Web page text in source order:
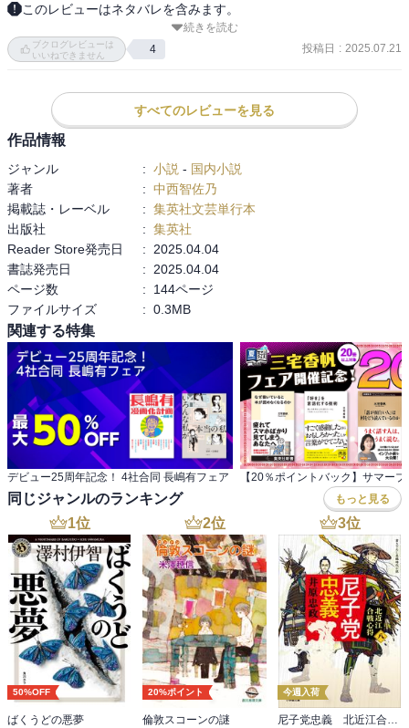
このレビューはネタバレを含みます。
中西さんの作品が読みたくて2作目です。
これは…結構感情にきました。苦笑
親からの「教育」という形の「暴力」。
閉ざされた「日常」。
三十八歳、独身、派遣社員。
私には何もない。
どうすべきか教えて欲しい。
----------------------------------
これは…結構重たかったです。
両親が「教育」した結果、
小さな家の中で無力な子供は、
従うしかない。
誰が悪い？自分が悪い。
そこから両親が年をとって、
なんか間違ってたかも…なんて思っても、
もう遅い。
なかったことにはできないし、
あなた達が敷いたレールから、
いまさら降りるなんて言わせない。
本作の地の文は、
主人公のことを「あなた」と表現し、
ずっと客観的な他人事のように思えて、
常に誰かを意識して、縋り、怒り、
壊れていく姿を、ただただ見るしかできない。
行き着く先を息を呑んで見守りました。
家族という閉鎖的な空間で、
一歩間違えば…というようなヒヤリとする場面や、
続きを読む
ブクログレビューは
いいねできません
4 投稿日 : 2025.07.21
すべてのレビューを見る
作品情報
ジャンル : 小説 - 国内小説
著者
: 中西智佐乃
掲載誌・レーベル
: 集英社文芸単行本
出版社
: 集英社
Reader Store発売日
:
2025.04.04
書誌発売日
:
2025.04.04
ページ数
:
144ページ
ファイルサイズ
: 0.3MB
関連する特集
デビュー25周年記念！ 4社合同 長嶋有フェア
同じジャンルのランキング もっと見る
1位
50%OFF
ばくうどの悪夢
2位
20%ポイント
倫敦スコーンの謎
3位
今週入荷
尼子党忠義 北近江合戦心得〈八〉